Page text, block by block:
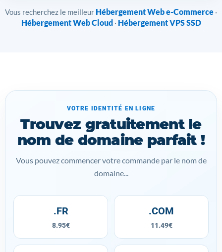
Vous recherchez le meilleur Hébergement Web e-Commerce ·
Hébergement Web Cloud · Hébergement VPS SSD
VOTRE IDENTITÉ EN LIGNE
Trouvez gratuitement le
nom de domaine parfait !
Vous pouvez commencer votre commande par le nom de
domaine...
.FR
8.95€
.COM
11.49€